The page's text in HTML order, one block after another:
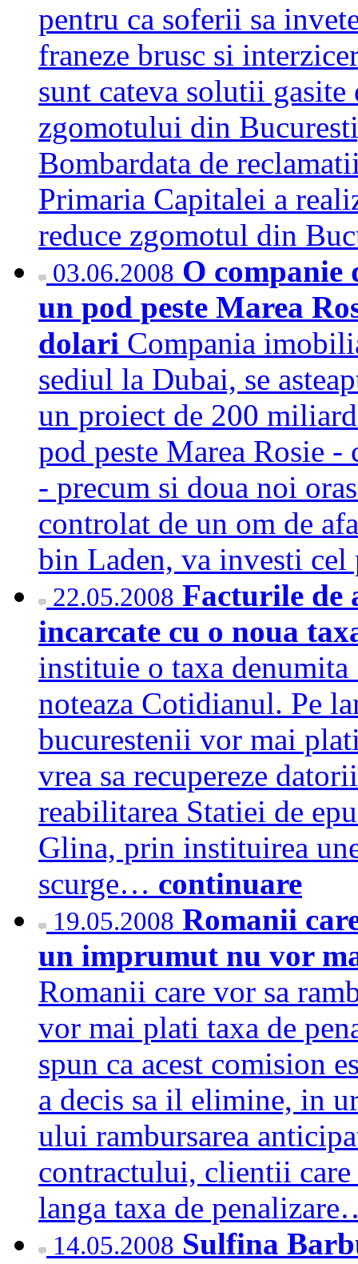
pentru ca soferii sa
franeze brusc si
sunt cateva solutii
zgomotului din
Bombardata de
Primaria Capitalei a
reduce zgomotul din
03.06.2008 O companie
un pod peste Marea
dolari Compania
sediul la Dubai, se
un proiect de 200
pod peste Marea Rosie
- precum si doua noi
controlat de un om de
bin Laden, va investi
22.05.2008 Facturile de
incarcate cu o noua
instituie o taxa
noteaza Cotidianul. Pe
bucurestenii vor mai
vrea sa recupereze
reabilitarea Statiei de
Glina, prin instituirea
scurge… continuare
19.05.2008 Romanii
un imprumut nu vor
Romanii care vor sa
vor mai plati taxa de
spun ca acest comision
a decis sa il elimine, in
ului rambursarea
contractului, clientii care
langa taxa de
14.05.2008 Sulfina